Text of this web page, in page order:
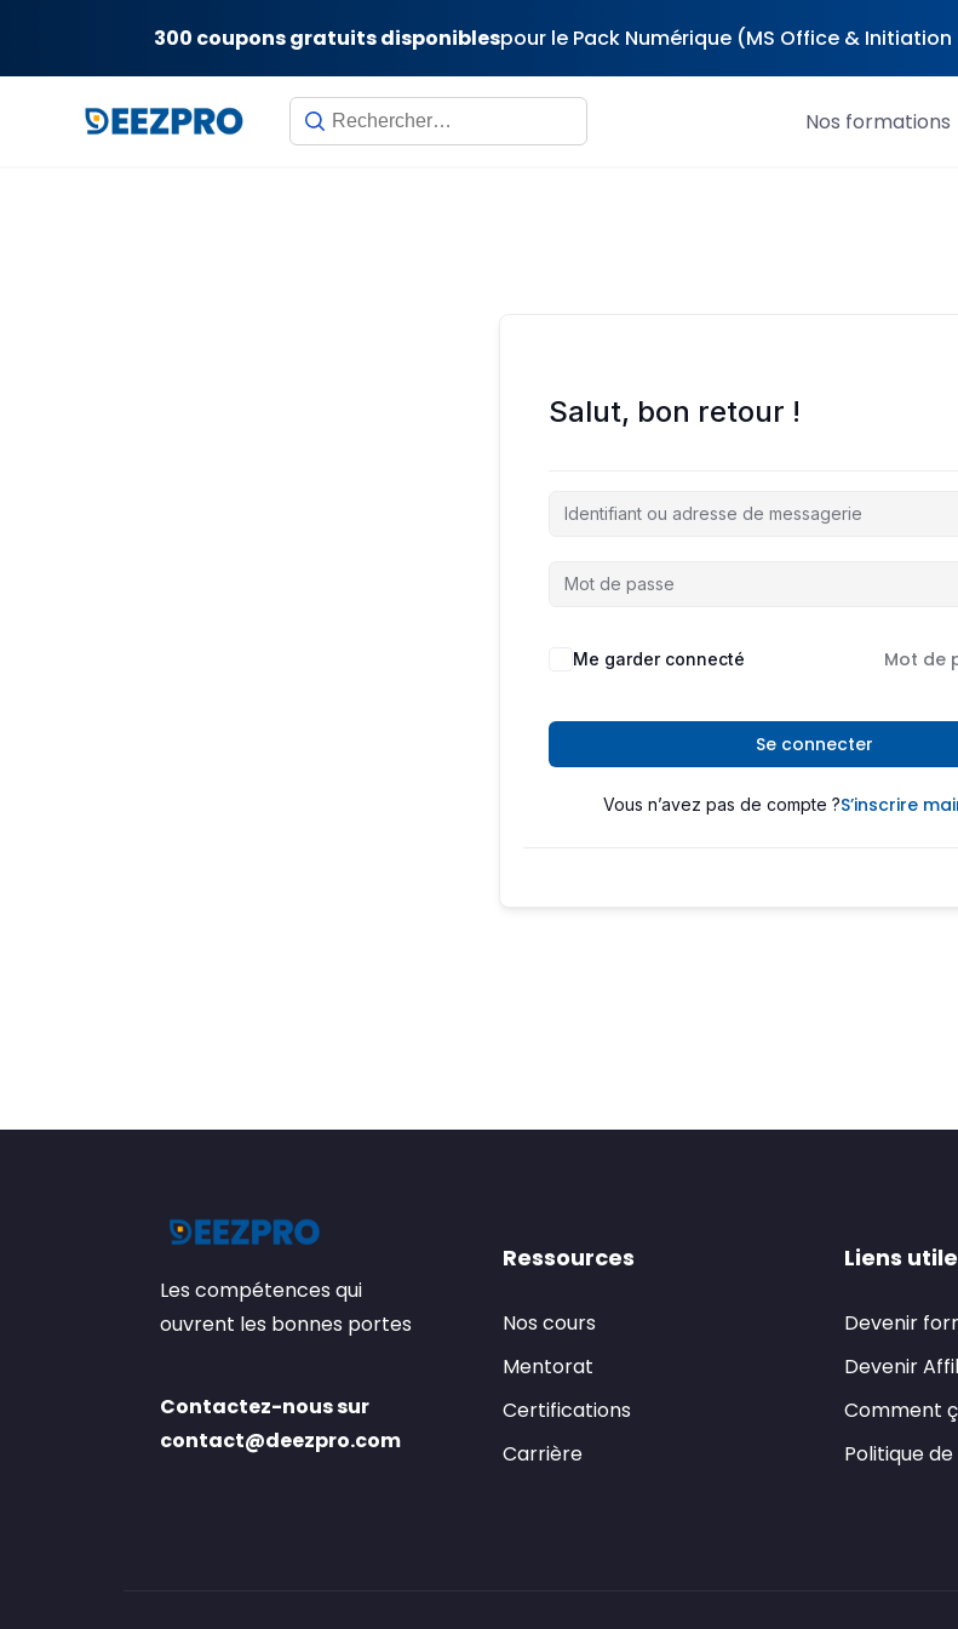
300 coupons gratuits disponiblespour le Pack Numérique (MS Office & Initiation
Nos formations
Salut, bon retour !
Me garder connecté Mot de
Se connecter
Vous n’avez pas de compte ?S’inscrire
Les compétences qui
ouvrent les bonnes portes
Contactez-nous sur
contact@deezpro.com
Ressources
Nos cours
Mentorat
Certifications
Carrière
Liens
Devenir
Devenir
Comment
Politique